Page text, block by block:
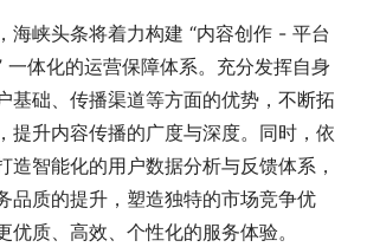
海峡头条将着力构建 “内容创作 - 平台
一体化的运营保障体系。充分发挥自身
基础、传播渠道等方面的优势，不断拓
提升内容传播的广度与深度。同时，依
造智能化的用户数据分析与反馈体系，
品质的提升，塑造独特的市场竞争优
优质、高效、个性化的服务体验。